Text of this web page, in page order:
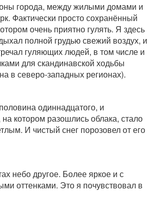
города, между жилыми домами и
Фактически просто сохранённый
очень приятно гулять. Я здесь
полной грудью свежий воздух, и
гуляющих людей, в том числе и
для скандинавской ходьбы
в северо-западных регионах).
одиннадцатого, и
котором разошлись облака, стало
И чистый снег порозовел от его
небо другое. Более яркое и с
оттенками. Это я почувствовал в